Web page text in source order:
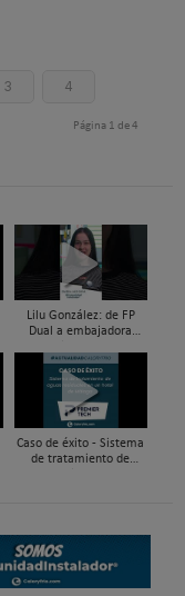
3 4
Página 1 de 4
Lilu González: de FP
Dual a embajadora
| Mecatrónica Industrial
Caso de éxito - Sistema
de tratamiento de